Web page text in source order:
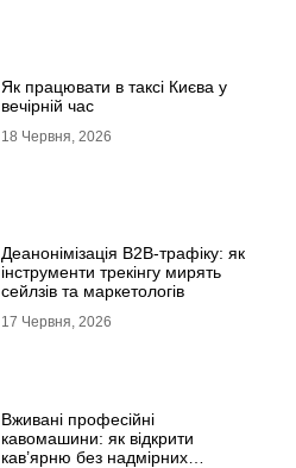
Як працювати в таксі Києва у
вечірній час
18 Червня, 2026
Деанонімізація B2B-трафіку: як
інструменти трекінгу мирять
сейлзів та маркетологів
17 Червня, 2026
Вживані професійні
кавомашини: як відкрити
кав’ярню без надмірних